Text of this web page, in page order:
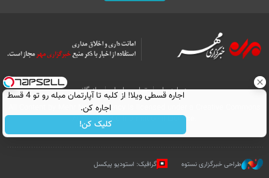
درباره ما تماس با ما
بازرگانی
All Content by Mehr News Agency is licensed under a Creative Commons
Attribution 4.0 International License.
طراحی خبرگزاری نستوه گرافیک: استودیو پیکسل
اجاره‌ قسطی ویلا! از کلبه تا آپارتمان مبله رو تو 4 قسط
اجاره کن.
کلیک کن!